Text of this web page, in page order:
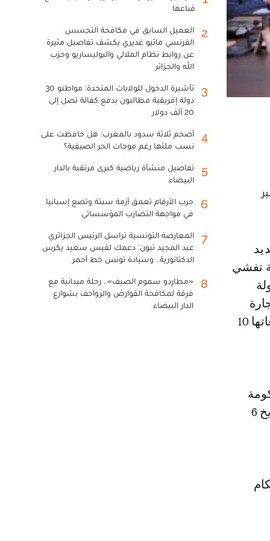
تفشي
والصناعة والخدمات وغرف الصناعة التقليدية وغرف الصيد البحري وجامعاتها 10
المملكة المغربية وحكومة جمهورية كولومبيا، الموقع بالرباط وبوغوتا بتاريخ 6
قناعها
2
العميل السابق في مكافحة التجسس
الفرنسي ماثيو غديري يكشف تفاصيل مثيرة
عن روابط نظام الملالي والبوليساريو وحزب
الله والجزائر
3
تأشيرة الدخول للولايات المتحدة: مواطنو 30
دولة إفريقية مطالبون بدفع كفالة تصل إلى
20 ألف دولار
4
أضخم ثلاثة سدود بالمغرب: هل حافظت على
نسب ملئها رغم موجات الحر الصيفية؟
5
تفاصيل منشأة رياضية كبرى مرتقبة بالدار
البيضاء
6
حرب الأرقام تعمق أزمة سبتة وتضع إسبانيا
في مواجهة التضارب المؤسساتي
7
المعارضة التونسية تراسل الرئيس الجزائري
عبد المجيد تبون: دعمك لقيس سعيد يكرس
الدكتاتورية.. وسيادة تونس خط أحمر
8
«مطارِدو سموم الصيف».. رحلة ميدانية مع
فرقة لمكافحة القوارض والزواحف بشوارع
الدار البيضاء